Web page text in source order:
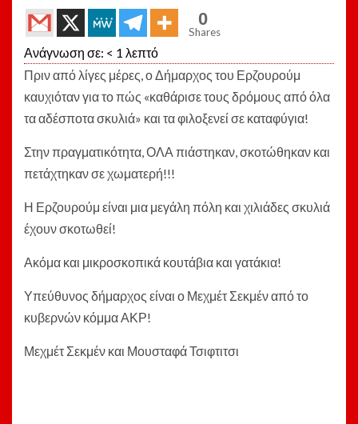
0
Shares
Ανάγνωση σε: < 1 λεπτό
Πριν από λίγες μέρες, ο Δήμαρχος του Ερζουρούμ
καυχιόταν για το πώς «καθάρισε τους δρόμους από όλα
τα αδέσποτα σκυλιά» και τα φιλοξενεί σε καταφύγια!
Στην πραγματικότητα, ΟΛΑ πιάστηκαν, σκοτώθηκαν και
πετάχτηκαν σε χωματερή!!!
Η Ερζουρούμ είναι μια μεγάλη πόλη και χιλιάδες σκυλιά
έχουν σκοτωθεί!
Ακόμα και μικροσκοπικά κουτάβια και γατάκια!
Υπεύθυνος δήμαρχος είναι ο Μεχμέτ Σεκμέν από το
κυβερνών κόμμα ΑΚΡ!
Μεχμέτ Σεκμέν και Μουσταφά Τσιφτιτσι